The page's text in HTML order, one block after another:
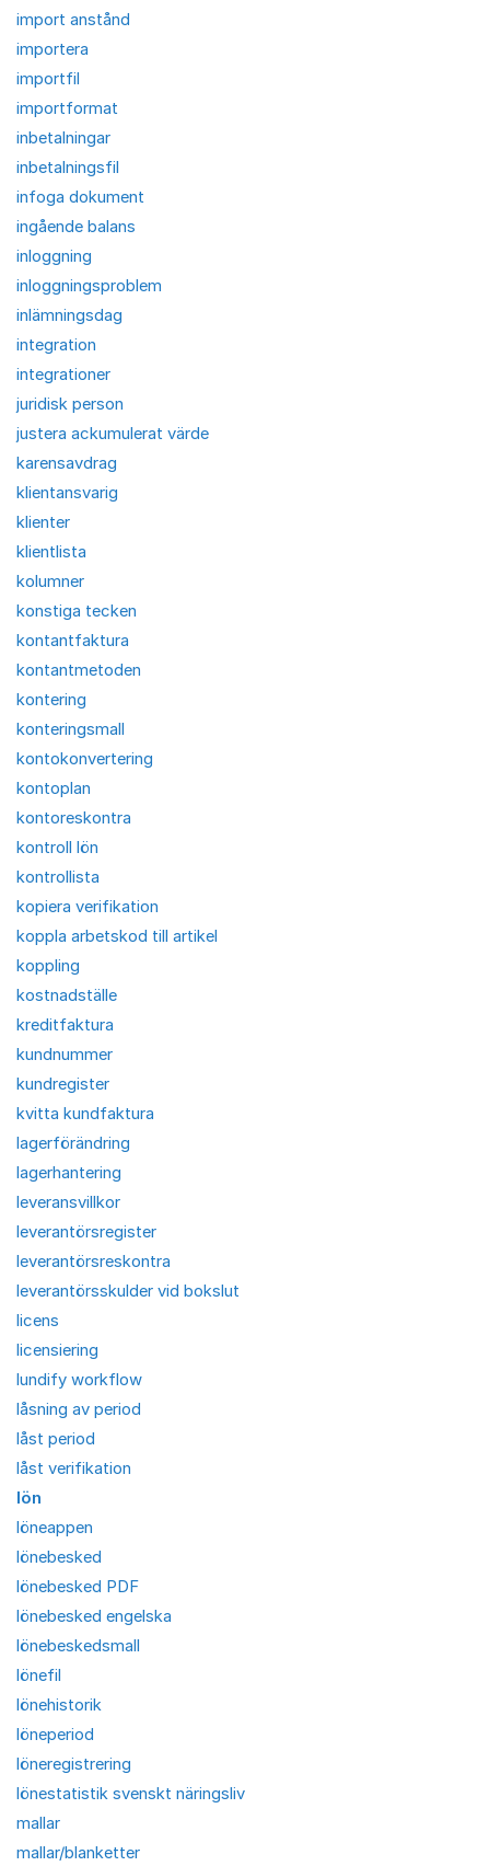
import anstånd
importera
importfil
importformat
inbetalningar
inbetalningsfil
infoga dokument
ingående balans
inloggning
inloggningsproblem
inlämningsdag
integration
integrationer
juridisk person
justera ackumulerat värde
karensavdrag
klientansvarig
klienter
klientlista
kolumner
konstiga tecken
kontantfaktura
kontantmetoden
kontering
konteringsmall
kontokonvertering
kontoplan
kontoreskontra
kontroll lön
kontrollista
kopiera verifikation
koppla arbetskod till artikel
koppling
kostnadställe
kreditfaktura
kundnummer
kundregister
kvitta kundfaktura
lagerförändring
lagerhantering
leveransvillkor
leverantörsregister
leverantörsreskontra
leverantörsskulder vid bokslut
licens
licensiering
lundify workflow
låsning av period
låst period
låst verifikation
lön
löneappen
lönebesked
lönebesked PDF
lönebesked engelska
lönebeskedsmall
lönefil
lönehistorik
löneperiod
löneregistrering
lönestatistik svenskt näringsliv
mallar
mallar/blanketter